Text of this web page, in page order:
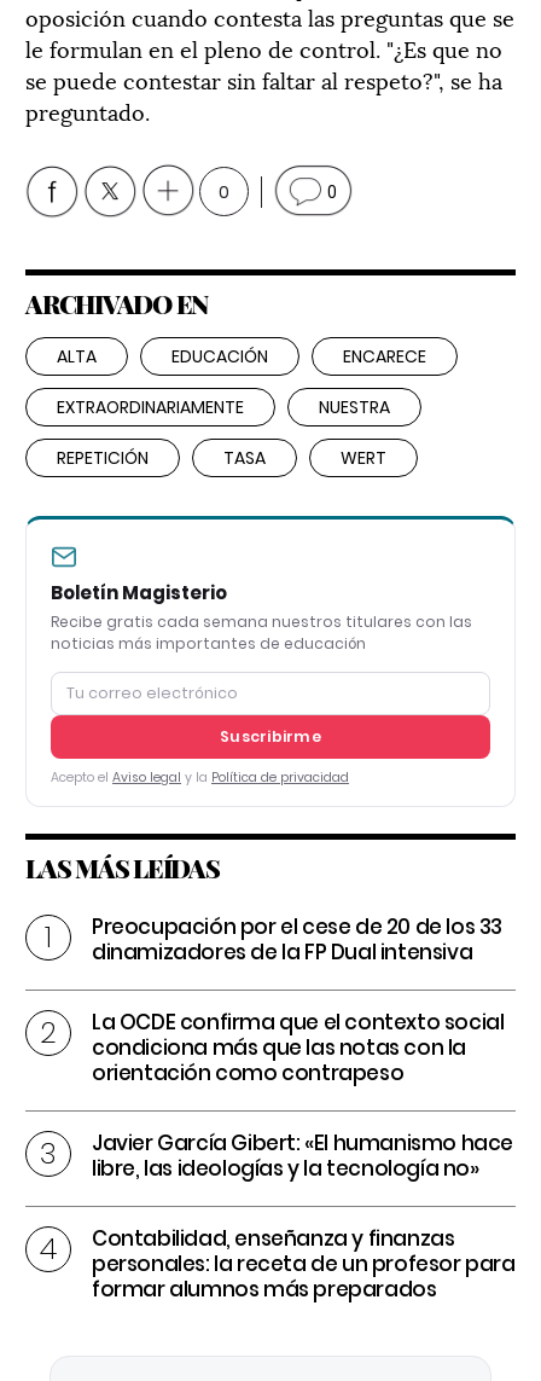
oposición cuando contesta las preguntas que se
le formulan en el pleno de control. "¿Es que no
se puede contestar sin faltar al respeto?", se ha
preguntado.
0 0
ARCHIVADO EN
ALTA EDUCACIÓN ENCARECE
EXTRAORDINARIAMENTE NUESTRA
REPETICIÓN TASA WERT
Boletín Magisterio
Recibe gratis cada semana nuestros titulares con las
noticias más importantes de educación
Suscribirme
Acepto el Aviso legal y la Política de privacidad
LAS MÁS LEÍDAS
Preocupación por el cese de 20 de los 33
dinamizadores de la FP Dual intensiva
La OCDE confirma que el contexto social
condiciona más que las notas con la
orientación como contrapeso
Javier García Gibert: «El humanismo hace
libre, las ideologías y la tecnología no»
Contabilidad, enseñanza y finanzas
personales: la receta de un profesor para
formar alumnos más preparados